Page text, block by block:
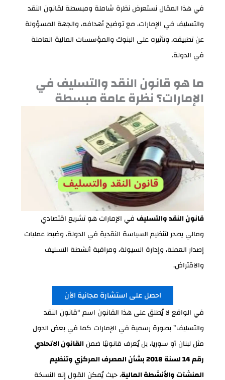
في هذا المقال نستعرض نظرة شاملة ومبسطة لقانون النقد
والتسليف في الإمارات، مع توضيح أهدافه، والجهة المسؤولة
عن تطبيقه، وتأثيره على البنوك والمؤسسات المالية العاملة
في الدولة.
ما هو قانون النقد والتسليف في
الإمارات؟ نظرة عامة مبسطة
قانون النقد والتسليففي الإمارات هو تشريع اقتصادي
ومالي يصدر لتنظيم السياسة النقدية في الدولة، وضبط عمليات
إصدار العملة، وإدارة السيولة، ومراقبة أنشطة التسليف
والاقتراض.
احصل على استشارة مجانية الآن
في الواقع لا يُطلق على هذا القانون اسم “قانون النقد
والتسليف” بصورة رسمية في الإمارات كما في بعض الدول
مثل لبنان أو سوريا، بل يُعرف قانونيًا ضمن القانون الاتحادي
رقم 14 لسنة 2018 بشأن المصرف المركزي وتنظيم
المنشآت والأنشطة المالية، حيث يُمكن القول إنه النسخة